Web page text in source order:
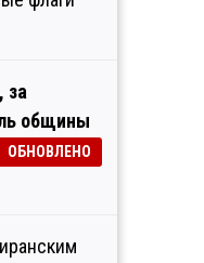
за
общины
ОБНОВЛЕНО